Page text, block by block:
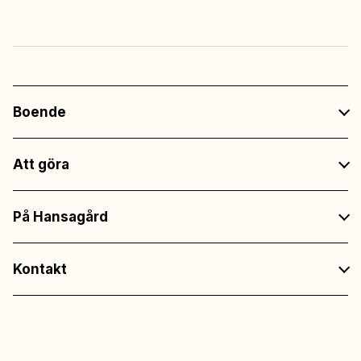
Boende
Att göra
På Hansagård
Kontakt